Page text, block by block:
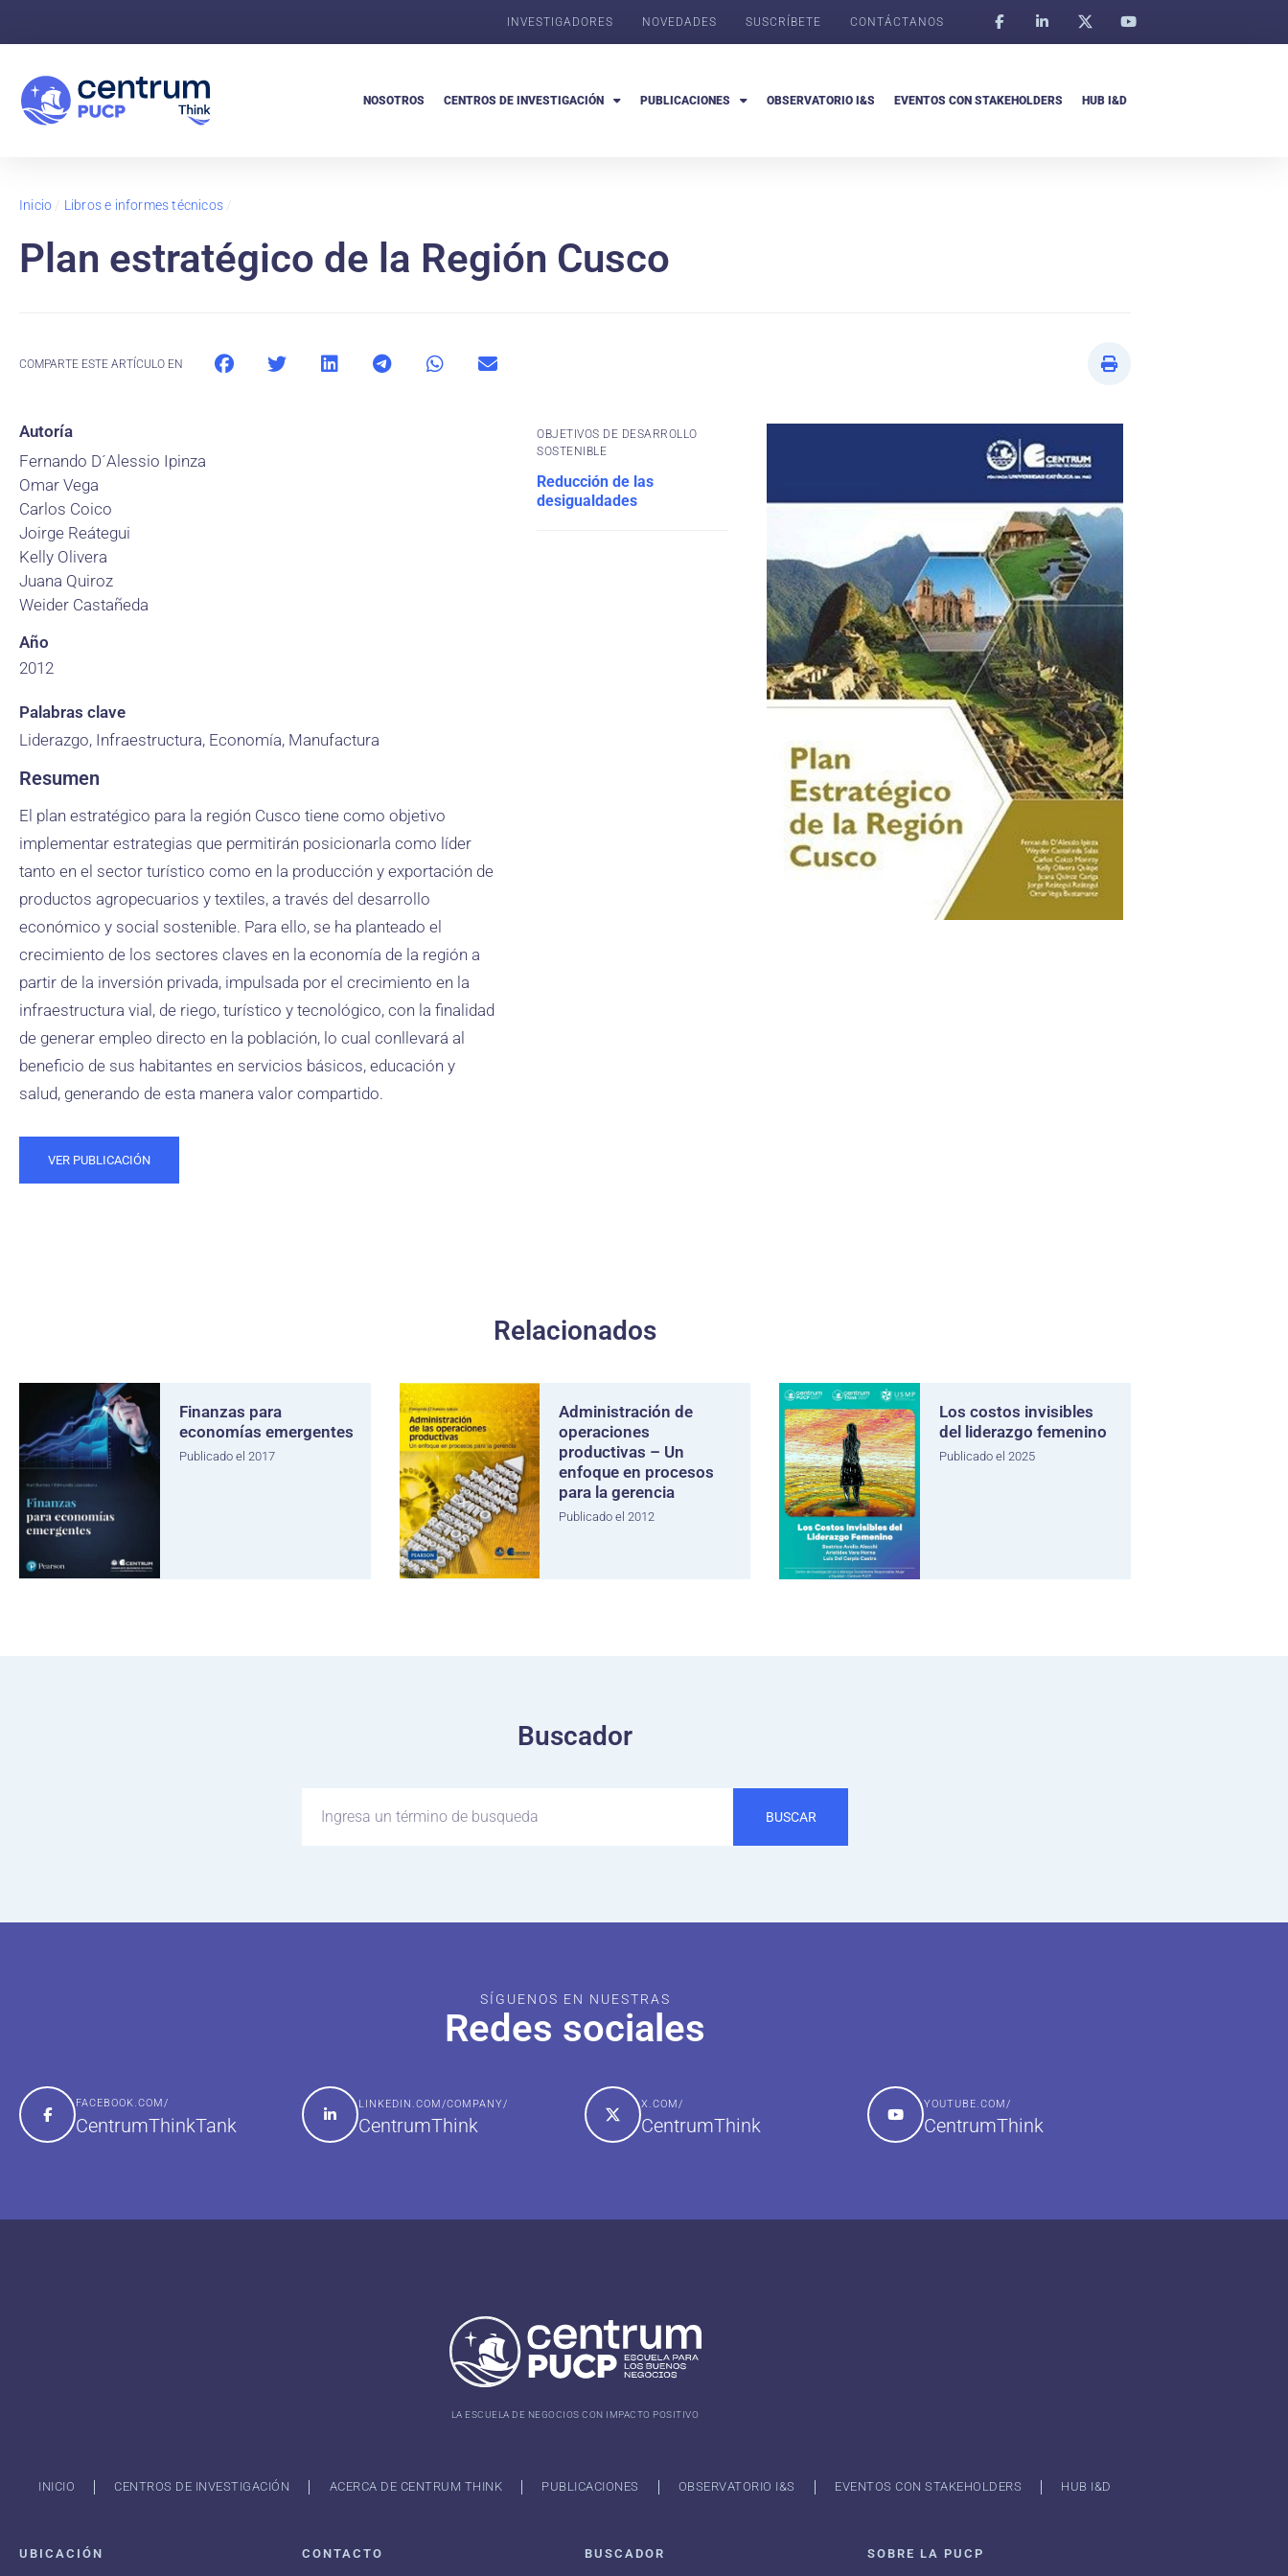
INVESTIGADORES NOVEDADES SUSCRÍBETE CONTÁCTANOS
NOSOTROS CENTROS DE INVESTIGACIÓN PUBLICACIONES OBSERVATORIO I&S EVENTOS CON STAKEHOLDERS HUB I&D
Inicio / Libros e informes técnicos /
Plan estratégico de la Región Cusco
COMPARTE ESTE ARTÍCULO EN
Autoría
Fernando D´Alessio Ipinza
Omar Vega
Carlos Coico
Joirge Reátegui
Kelly Olivera
Juana Quiroz
Weider Castañeda
Año
2012
Palabras clave
Liderazgo, Infraestructura, Economía, Manufactura
Resumen
El plan estratégico para la región Cusco tiene como objetivo
implementar estrategias que permitirán posicionarla como líder
tanto en el sector turístico como en la producción y exportación de
productos agropecuarios y textiles, a través del desarrollo
económico y social sostenible. Para ello, se ha planteado el
crecimiento de los sectores claves en la economía de la región a
partir de la inversión privada, impulsada por el crecimiento en la
infraestructura vial, de riego, turístico y tecnológico, con la finalidad
de generar empleo directo en la población, lo cual conllevará al
beneficio de sus habitantes en servicios básicos, educación y
salud, generando de esta manera valor compartido.
VER PUBLICACIÓN
OBJETIVOS DE DESARROLLO
SOSTENIBLE
Reducción de las
desigualdades
Relacionados
Finanzas para
economías emergentes
Publicado el 2017
Administración de
operaciones
productivas – Un
enfoque en procesos
para la gerencia
Publicado el 2012
Los costos invisibles
del liderazgo femenino
Publicado el 2025
Buscador
BUSCAR
SÍGUENOS EN NUESTRAS
Redes sociales
FACEBOOK.COM/
CentrumThinkTank
LINKEDIN.COM/COMPANY/
CentrumThink
X.COM/
CentrumThink
YOUTUBE.COM/
CentrumThink
LA ESCUELA DE NEGOCIOS CON IMPACTO POSITIVO
INICIO CENTROS DE INVESTIGACIÓN ACERCA DE CENTRUM THINK PUBLICACIONES OBSERVATORIO I&S EVENTOS CON STAKEHOLDERS HUB I&D
UBICACIÓN CONTACTO BUSCADOR SOBRE LA PUCP